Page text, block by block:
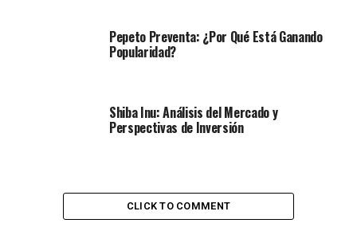
Pepeto Preventa: ¿Por Qué Está Ganando
Popularidad?
Shiba Inu: Análisis del Mercado y
Perspectivas de Inversión
CLICK TO COMMENT